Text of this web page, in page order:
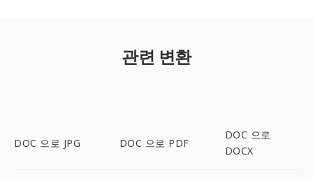
관련 변환
DOC 으로 JPG DOC 으로 PDF
DOC 으로
DOCX